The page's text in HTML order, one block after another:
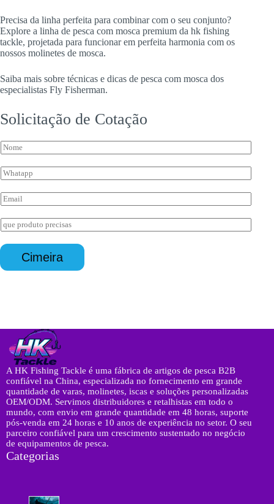
Precisa da linha perfeita para combinar com o seu conjunto?
Explore a linha de pesca com mosca premium da hk fishing
tackle, projetada para funcionar em perfeita harmonia com os
nossos molinetes de mosca.
Saiba mais sobre técnicas e dicas de pesca com mosca dos
especialistas Fly Fisherman.
Solicitação de Cotação
N
o
m
W
h
a
a
p
p
d
eE
m
a
*
I
n
q
é
Cimeira
A HK Fishing Tackle é uma fábrica de artigos de pesca B2B
confiável na China, especializada no fornecimento em grande
quantidade de varas, molinetes, iscas e soluções personalizadas
OEM/ODM. Servimos distribuidores e retalhistas em todo o
mundo, com envio em grande quantidade em 48 horas, suporte
pós-venda em 24 horas e 10 anos de experiência no setor. O seu
parceiro confiável para um crescimento sustentado no negócio
de equipamentos de pesca.
Categorias